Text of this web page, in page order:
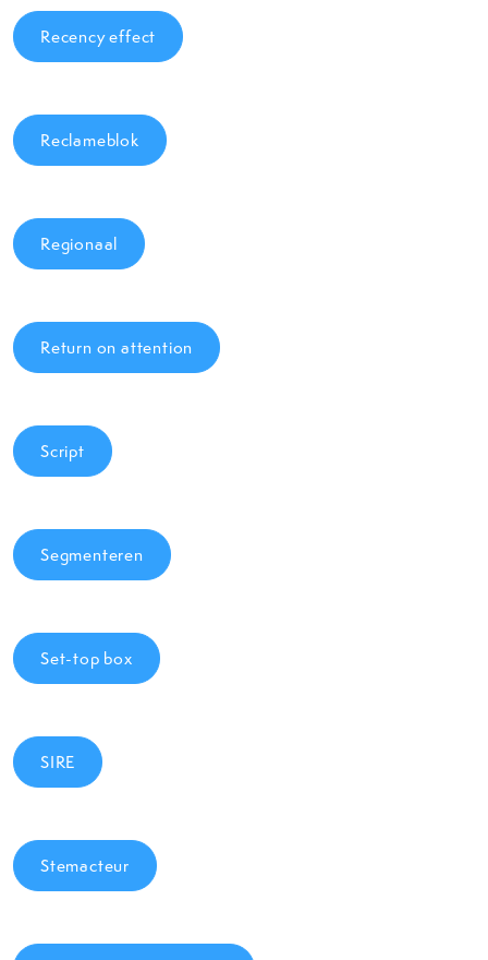
Recency effect
Reclameblok
Regionaal
Return on attention
Script
Segmenteren
Set-top box
SIRE
Stemacteur